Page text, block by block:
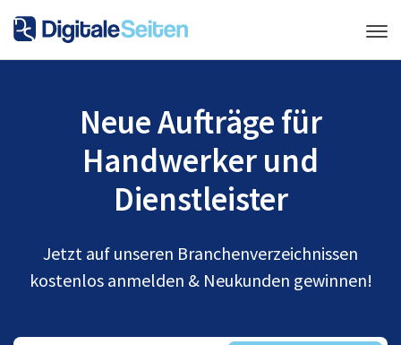
Neue Aufträge für
Handwerker und
Dienstleister
Jetzt auf unseren Branchenverzeichnissen
kostenlos anmelden & Neukunden gewinnen!